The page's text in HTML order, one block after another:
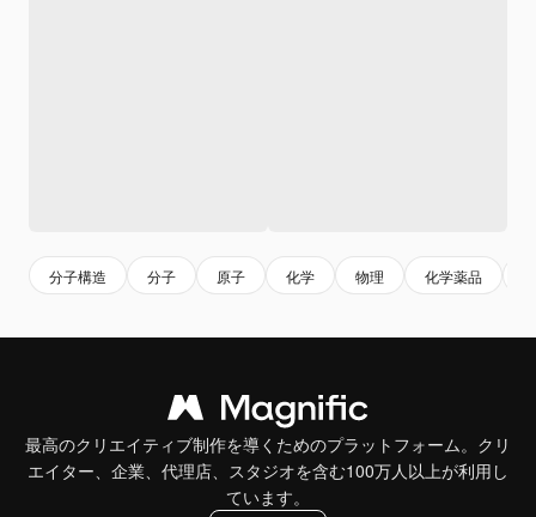
分子構造 分子 原子 化学 物理 化学薬品
最高のクリエイティブ制作を導くためのプラットフォーム。クリ
エイター、企業、代理店、スタジオを含む100万人以上が利用し
ています。